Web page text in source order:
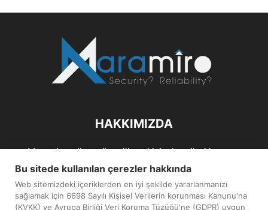
HAKKIMIZDA
Maramiro; siber güvenlik ve kişisel verileri koruma
alanlarıın sağlıklı büyümelerine odaklanarak bu sektörlerle
ilgili güncel haber ve analizler hazırlayıp yayınlayan bir
haber sitesidir.
Bu sitede kullanılan çerezler hakkında
Web sitemizdeki içeriklerden en iyi şekilde yararlanmanızı
sağlamak için 6698 Sayılı Kişisel Verilerin korunması Kanunu'na
(KVKK) ve Avrupa Birliği Veri Koruma Tüzüğü'ne (GDPR) uygun